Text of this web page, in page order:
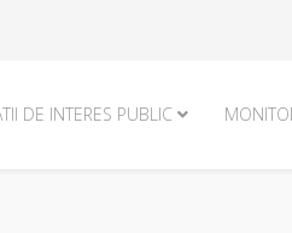
DE INTERES PUBLIC